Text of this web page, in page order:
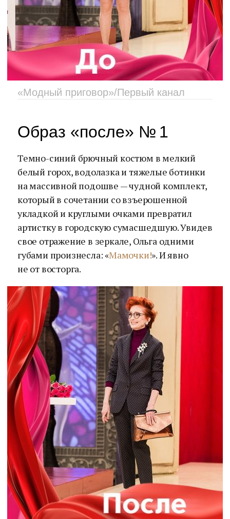
«Модный приговор»/Первый канал
Образ «после» № 1
Темно-синий брючный костюм в мелкий
белый горох, водолазка и тяжелые ботинки
на массивной подошве — чудной комплект,
который в сочетании со взъерошенной
укладкой и круглыми очками превратил
артистку в городскую сумасшедшую. Увидев
свое отражение в зеркале, Ольга одними
губами произнесла: «Мамочки!». И явно
не от восторга.